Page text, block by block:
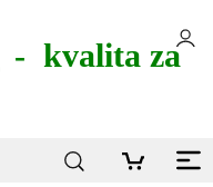
- kvalita za